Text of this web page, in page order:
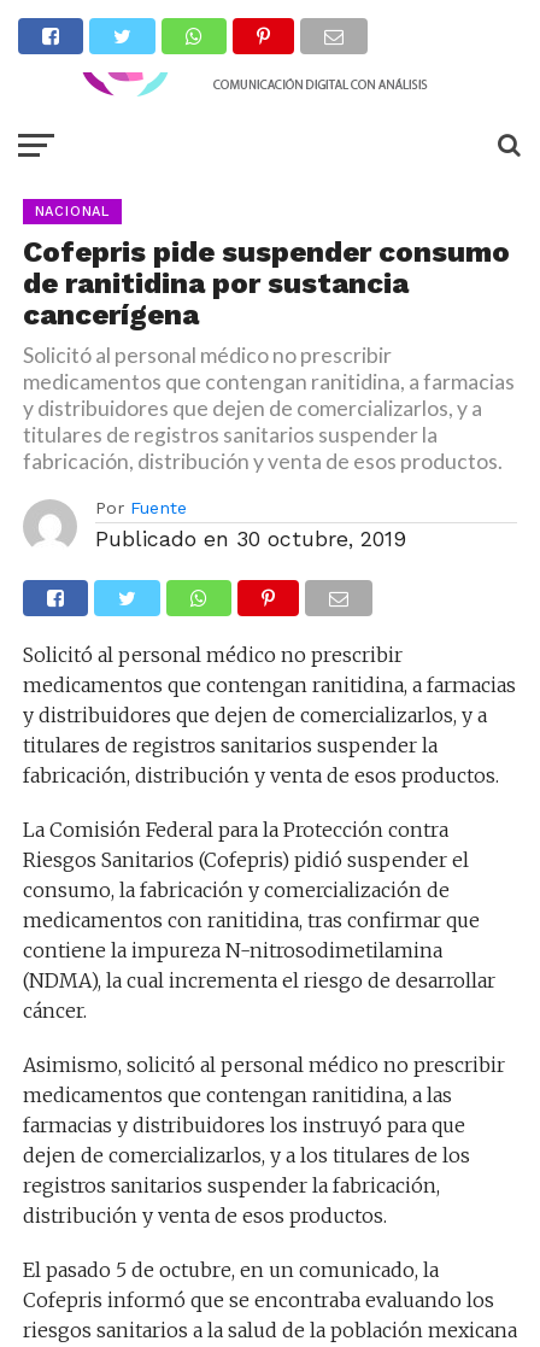
NACIONAL
Cofepris pide suspender consumo
de ranitidina por sustancia
cancerígena
Solicitó al personal médico no prescribir
medicamentos que contengan ranitidina, a farmacias
y distribuidores que dejen de comercializarlos, y a
titulares de registros sanitarios suspender la
fabricación, distribución y venta de esos productos.
Por Fuente
Publicado en 30 octubre, 2019
Solicitó al personal médico no prescribir
medicamentos que contengan ranitidina, a farmacias
y distribuidores que dejen de comercializarlos, y a
titulares de registros sanitarios suspender la
fabricación, distribución y venta de esos productos.
La Comisión Federal para la Protección contra
Riesgos Sanitarios (Cofepris) pidió suspender el
consumo, la fabricación y comercialización de
medicamentos con ranitidina, tras confirmar que
contiene la impureza N-nitrosodimetilamina
(NDMA), la cual incrementa el riesgo de desarrollar
cáncer.
Asimismo, solicitó al personal médico no prescribir
medicamentos que contengan ranitidina, a las
farmacias y distribuidores los instruyó para que
dejen de comercializarlos, y a los titulares de los
registros sanitarios suspender la fabricación,
distribución y venta de esos productos.
El pasado 5 de octubre, en un comunicado, la
Cofepris informó que se encontraba evaluando los
riesgos sanitarios a la salud de la población mexicana